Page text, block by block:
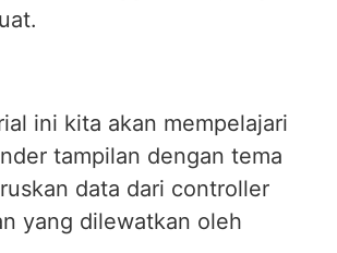
ini kita akan mempelajari
tampilan dengan tema
data dari controller
yang dilewatkan oleh